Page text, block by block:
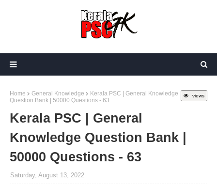
views
Home General Knowledge
Kerala PSC | General Knowledge
Question Bank | 50000 Questions - 63
Kerala PSC | General
Knowledge Question Bank |
50000 Questions - 63
Saturday, August 13, 2022